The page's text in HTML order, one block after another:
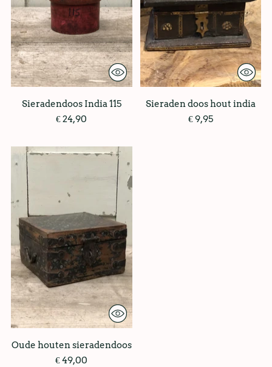
Sieradendoos India 115
€ 24,90
Sieraden doos hout india
€ 9,95
Oude houten sieradendoos
€ 49,00